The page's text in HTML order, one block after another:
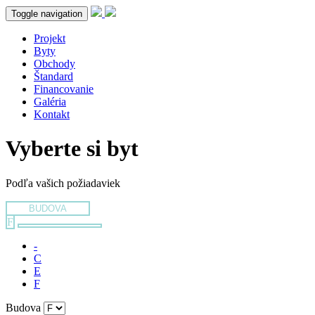
Toggle navigation
Projekt
Byty
Obchody
Štandard
Financovanie
Galéria
Kontakt
Vyberte si byt
Podľa vašich požiadaviek
BUDOVA
F
-
C
E
F
Budova